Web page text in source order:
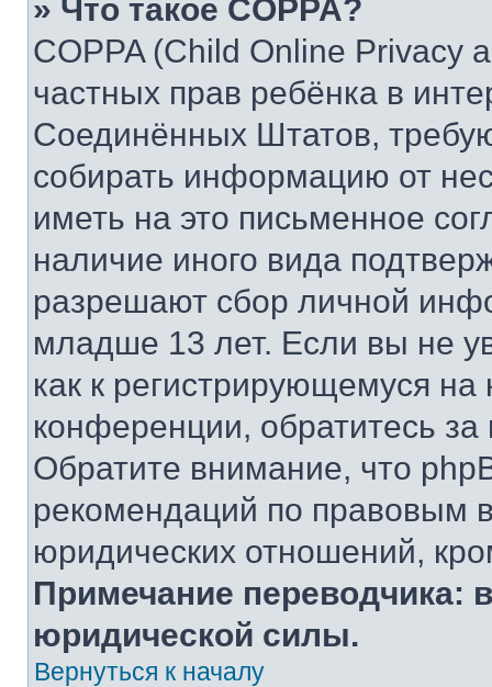
» Что такое COPPA?
COPPA (Child Online Privacy
частных прав ребёнка в
Соединённых Штатов,
собирать информацию от
иметь на это письменное
наличие иного вида
разрешают сбор личной
младше 13 лет. Если вы не
как к регистрирующемуся
конференции, обратитесь
Обратите внимание, что
рекомендаций по правовым
юридических отношений,
Примечание переводчика:
юридической силы.
Вернуться к началу